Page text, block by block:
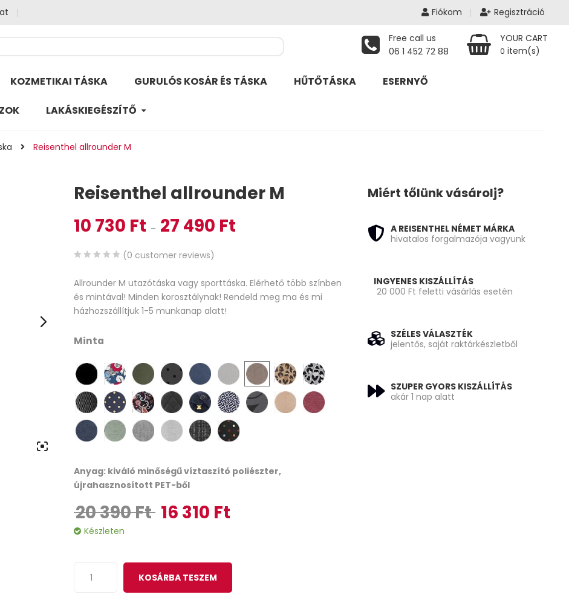
Fiókom Regisztráció
Free call us
06 1 452 72 88
YOUR CART
0 item(s)
KOZMETIKAI TÁSKA GURULÓS KOSÁR ÉS TÁSKA HŰTŐTÁSKA ESERNYŐ
LAKÁSKIEGÉSZÍTŐ
Reisenthel allrounder M
Reisenthel allrounder M
10 730 Ft – 27 490 Ft Ártartomány: 10 730 Ft - 27 490 Ft
out
of
based
customer
(0 customer reviews)
Allrounder M utazótáska vagy sporttáska. Elérhető több színben
és mintával! Minden korosztálynak! Rendeld meg ma és mi
házhozszállítjuk 1-5 munkanap alatt!
Minta
Anyag: kiváló minőségű víztaszító poliészter,
újrahasznosított PET-ből
20 390Ft Original price was: 20 390 Ft.
16 310 Ft
Készleten
KOSÁRBA TESZEM
Miért tőlünk vásárolj?
A REISENTHEL NÉMET MÁRKA
hivatalos forgalmazója vagyunk
INGYENES KISZÁLLÍTÁS
20 000 Ft feletti vásárlás esetén
SZÉLES VÁLASZTÉK
jelentős, saját raktárkészletből
SZUPER GYORS KISZÁLLÍTÁS
akár 1 nap alatt